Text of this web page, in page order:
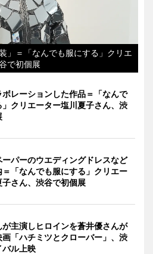
」＝「なんでも服にする」クリエ
で初個展
レーションした作品＝「なんで
」クリエーター塩川夏子さん、渋
ーパーのウエディングドレスなど
「なんでも服にする」クリエー
子さん、渋谷で初個展
主演しヒロインを蒼井優さんが
「ハチミツとクローバー」、渋
バル上映